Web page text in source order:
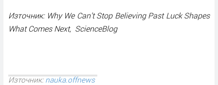
Източник: Why We Can’t Stop Believing Past Luck Shapes
What Comes Next, ScienceBlog
Източник:nauka.offnews